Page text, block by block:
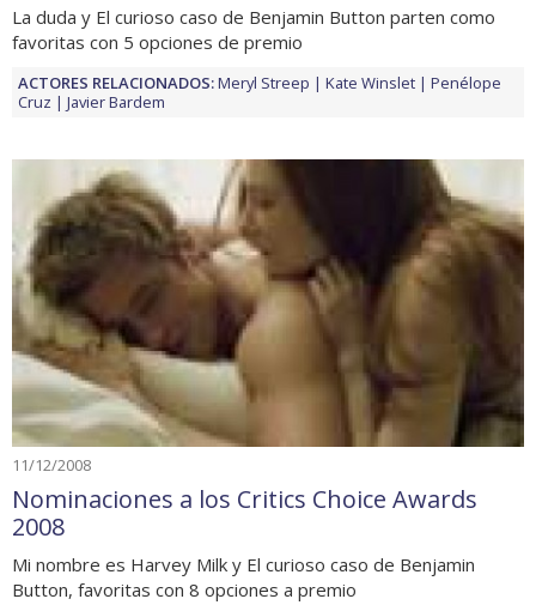
La duda y El curioso caso de Benjamin Button parten como
favoritas con 5 opciones de premio
ACTORES RELACIONADOS:Meryl Streep Kate Winslet
Penélope
Cruz
Javier Bardem
11/12/2008
Nominaciones a los Critics Choice Awards
2008
Mi nombre es Harvey Milk y El curioso caso de Benjamin
Button, favoritas con 8 opciones a premio